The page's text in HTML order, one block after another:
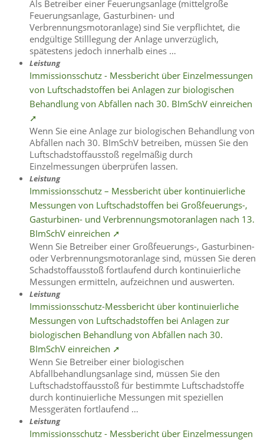
Als Betreiber einer Feuerungsanlage (mittelgroße
Feuerungsanlage, Gasturbinen- und
Verbrennungsmotoranlage) sind Sie verpflichtet, die
endgültige Stilllegung der Anlage unverzüglich,
spätestens jedoch innerhalb eines …
Leistung
Immissionsschutz - Messbericht über Einzelmessungen
von Luftschadstoffen bei Anlagen zur biologischen
Behandlung von Abfällen nach 30. BImSchV einreichen
➚
Wenn Sie eine Anlage zur biologischen Behandlung von
Abfällen nach 30. BImSchV betreiben, müssen Sie den
Luftschadstoffausstoß regelmäßig durch
Einzelmessungen überprüfen lassen.
Leistung
Immissionsschutz – Messbericht über kontinuierliche
Messungen von Luftschadstoffen bei Großfeuerungs-,
Gasturbinen- und Verbrennungsmotoranlagen nach 13.
BImSchV einreichen ➚
Wenn Sie Betreiber einer Großfeuerungs-, Gasturbinen-
oder Verbrennungsmotoranlage sind, müssen Sie deren
Schadstoffausstoß fortlaufend durch kontinuierliche
Messungen ermitteln, aufzeichnen und auswerten.
Leistung
Immissionsschutz-Messbericht über kontinuierliche
Messungen von Luftschadstoffen bei Anlagen zur
biologischen Behandlung von Abfällen nach 30.
BImSchV einreichen ➚
Wenn Sie Betreiber einer biologischen
Abfallbehandlungsanlage sind, müssen Sie den
Luftschadstoffausstoß für bestimmte Luftschadstoffe
durch kontinuierliche Messungen mit speziellen
Messgeräten fortlaufend …
Leistung
Immissionsschutz - Messbericht über Einzelmessungen